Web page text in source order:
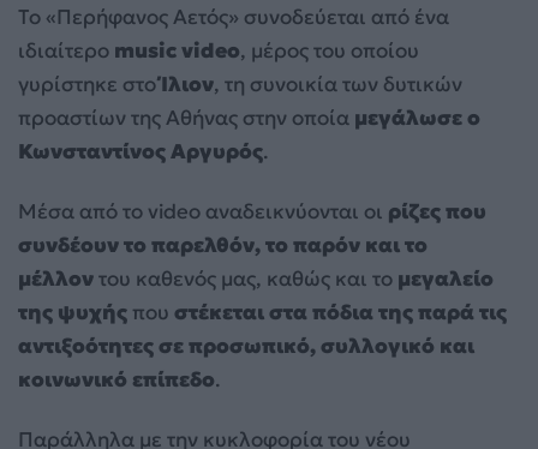
Το «Περήφανος Αετός» συνοδεύεται από ένα
ιδιαίτερο music video, μέρος του οποίου
γυρίστηκε στοΊλιον, τη συνοικία των δυτικών
προαστίων της Αθήνας στην οποία μεγάλωσε ο
Κωνσταντίνος Αργυρός.
Μέσα από το video αναδεικνύονται οι ρίζες που
συνδέουν το παρελθόν, το παρόν και το
μέλλοντου καθενός μας, καθώς και το μεγαλείο
της ψυχής που στέκεται στα πόδια της παρά τις
αντιξοότητες σε προσωπικό, συλλογικό και
κοινωνικό επίπεδο.
Παράλληλα με την κυκλοφορία του νέου